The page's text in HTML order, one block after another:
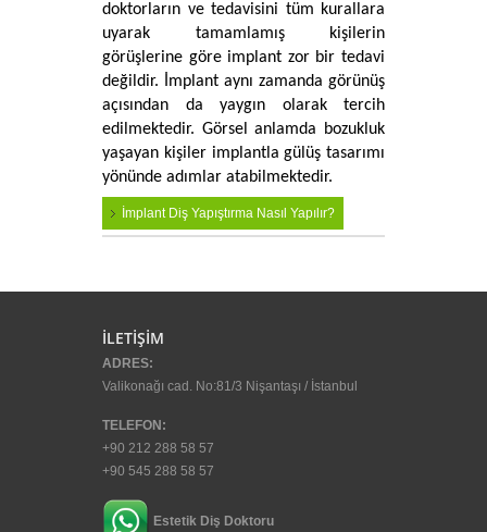
doktorların ve tedavisini tüm kurallara
uyarak tamamlamış kişilerin
görüşlerine göre implant zor bir tedavi
değildir. İmplant aynı zamanda görünüş
açısından da yaygın olarak tercih
edilmektedir. Görsel anlamda bozukluk
yaşayan kişiler implantla gülüş tasarımı
yönünde adımlar atabilmektedir.
İmplant Diş Yapıştırma Nasıl Yapılır?
İLETİŞİM
ADRES:
Valikonağı cad. No:81/3 Nişantaşı / İstanbul
TELEFON:
+90 212 288 58 57
+90 545 288 58 57
Estetik Diş Doktoru